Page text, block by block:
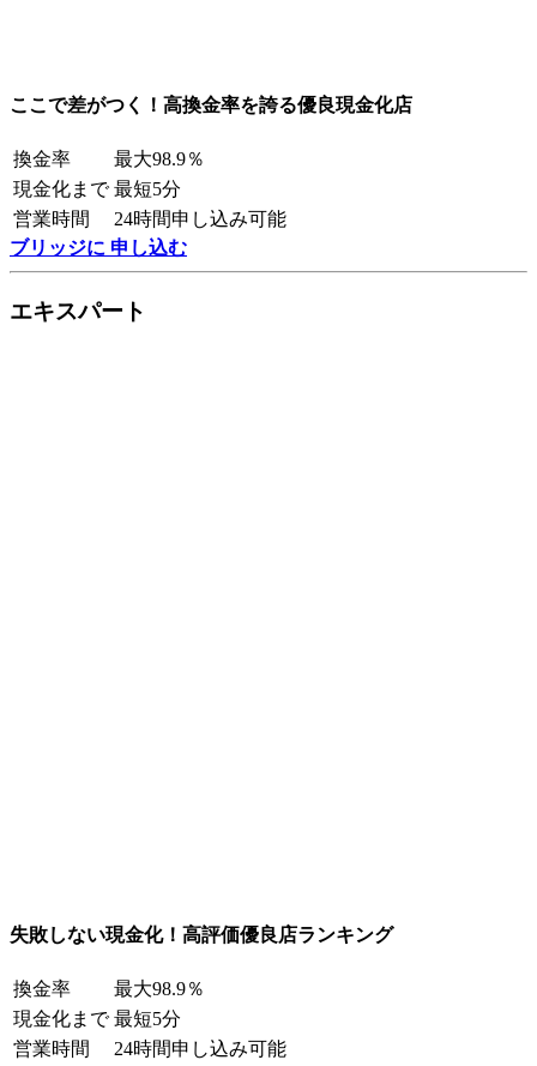
ここで差がつく！高換金率を誇る優良現金化店
換金率
最大98.9％
現金化まで 最短5分
営業時間
24時間申し込み可能
ブリッジに 申し込む
エキスパート
失敗しない現金化！高評価優良店ランキング
換金率
最大98.9％
現金化まで 最短5分
営業時間
24時間申し込み可能